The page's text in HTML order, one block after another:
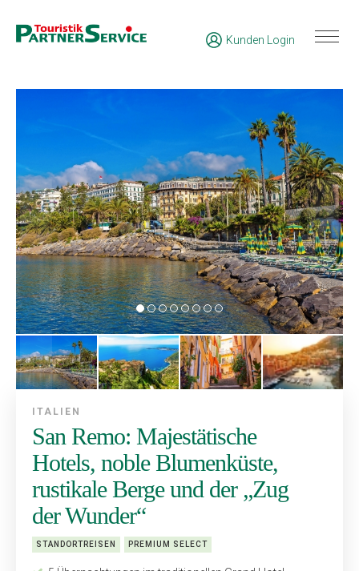
Kunden Login
ITALIEN
San Remo: Majestätische
Hotels, noble Blumenküste,
rustikale Berge und der „Zug
der Wunder“
STANDORTREISEN PREMIUM SELECT